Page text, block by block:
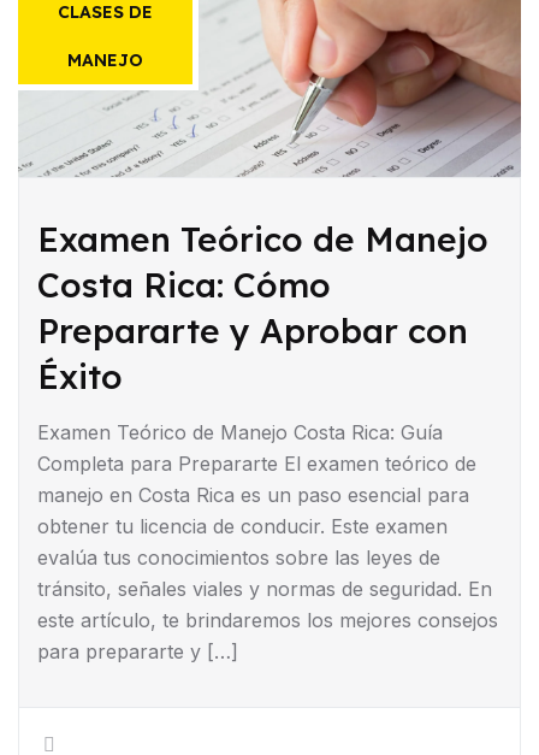
CLASES DE
MANEJO
Examen Teórico de Manejo
Costa Rica: Cómo
Prepararte y Aprobar con
Éxito
Examen Teórico de Manejo Costa Rica: Guía
Completa para Prepararte El examen teórico de
manejo en Costa Rica es un paso esencial para
obtener tu licencia de conducir. Este examen
evalúa tus conocimientos sobre las leyes de
tránsito, señales viales y normas de seguridad. En
este artículo, te brindaremos los mejores consejos
para prepararte y […]